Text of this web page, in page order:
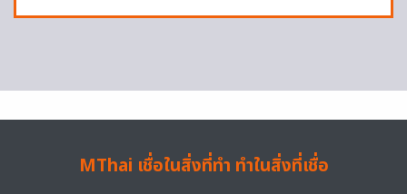
MThai เชื่อในสิ่งที่ทำ ทำในสิ่งที่เชื่อ